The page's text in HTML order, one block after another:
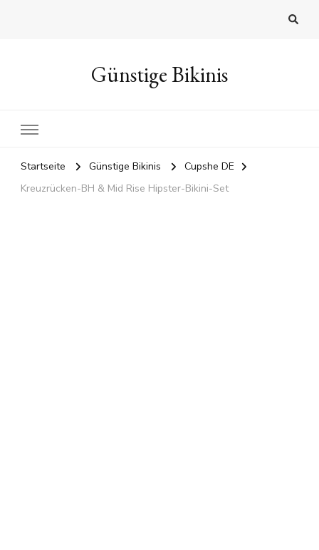
Günstige Bikinis
Startseite Günstige Bikinis
Cupshe DE
Kreuzrücken-BH & Mid Rise Hipster-Bikini-Set